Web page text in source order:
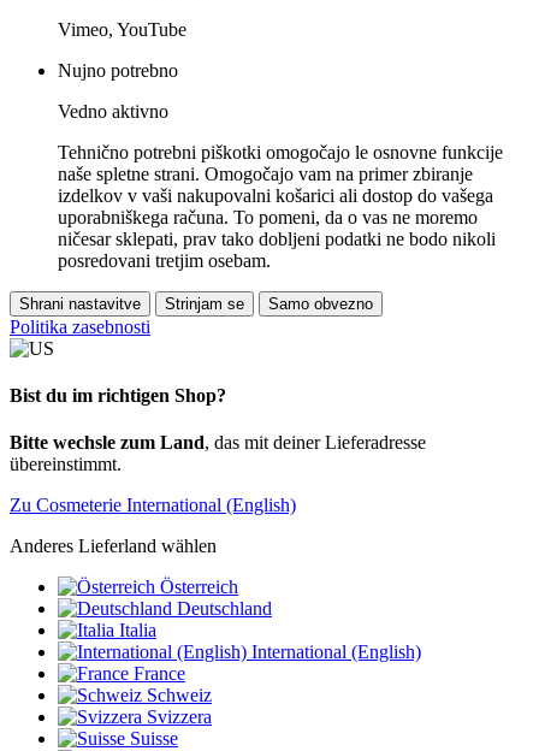
Vimeo, YouTube
Nujno potrebno
Vedno aktivno
Tehnično potrebni piškotki omogočajo le osnovne funkcije
naše spletne strani. Omogočajo vam na primer zbiranje
izdelkov v vaši nakupovalni košarici ali dostop do vašega
uporabniškega računa. To pomeni, da o vas ne moremo
ničesar sklepati, prav tako dobljeni podatki ne bodo nikoli
posredovani tretjim osebam.
Shrani nastavitve Strinjam se Samo obvezno
Politika zasebnosti
Bist du im richtigen Shop?
Bitte wechsle zum Land, das mit deiner Lieferadresse
übereinstimmt.
Zu Cosmeterie International (English)
Anderes Lieferland wählen
Österreich
Deutschland
Italia
International (English)
France
Schweiz
Svizzera
Suisse